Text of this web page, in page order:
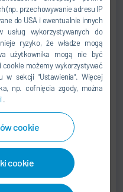
(np. przechowywanie adresu IP
do USA i ewentualnie innych
wykorzystywanych do
ryzyko, że władze mogą
użytkownika mogą nie być
możemy wykorzystywać
w sekcji "Ustawienia". Więcej
np. cofnięcia zgody, można
.
cookie
cookie
692-0
Products GmbH
122 - 128